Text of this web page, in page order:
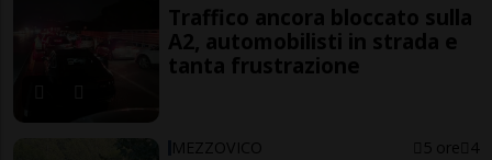
Traffico ancora bloccato sulla
A2, automobilisti in strada e
tanta frustrazione
MEZZOVICO 5 ore 4